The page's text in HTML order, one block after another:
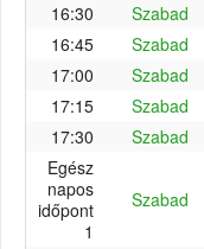
16:30 Szabad
16:45
Szabad
17:00
Szabad
17:15
Szabad
17:30
Szabad
Egész
napos
időpont
1
Szabad